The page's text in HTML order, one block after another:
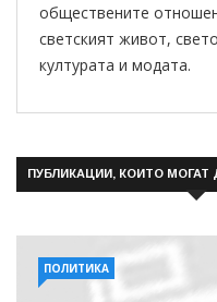
обществените
светският живот,
културата и модата.
ПУБЛИКАЦИИ, КОИТО МОГАТ
ПОЛИТИКА